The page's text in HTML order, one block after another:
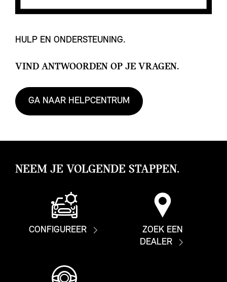
HULP EN ONDERSTEUNING.
VIND ANTWOORDEN OP JE VRAGEN.
GA NAAR HELPCENTRUM
NEEM JE VOLGENDE STAPPEN.
CONFIGUREER
ZOEK EEN
DEALER